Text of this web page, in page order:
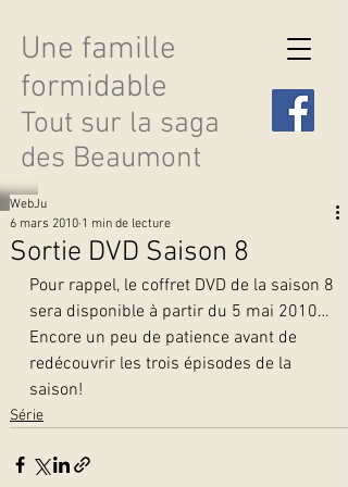
Une famille
formidable
Tout sur la saga
des Beaumont
Découvrir les saisons
Sortie DVD Saison 8
WebJu
6 mars 2010 1 min de lecture
Pour rappel, le coffret DVD de la saison 8
sera disponible à partir du 5 mai 2010…
Encore un peu de patience avant de
redécouvrir les trois épisodes de la
saison!
Série